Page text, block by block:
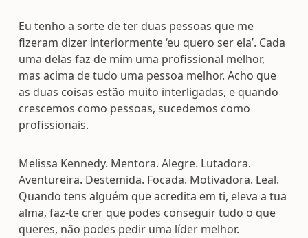
Eu tenho a sorte de ter duas pessoas que me
fizeram dizer interiormente ‘eu quero ser ela’. Cada
uma delas faz de mim uma profissional melhor,
mas acima de tudo uma pessoa melhor. Acho que
as duas coisas estão muito interligadas, e quando
crescemos como pessoas, sucedemos como
profissionais.
Melissa Kennedy. Mentora. Alegre. Lutadora.
Aventureira. Destemida. Focada. Motivadora. Leal.
Quando tens alguém que acredita em ti, eleva a tua
alma, faz-te crer que podes conseguir tudo o que
queres, não podes pedir uma líder melhor.